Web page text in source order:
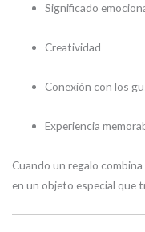
Significado
Creatividad
Conexión con los
Experiencia
Cuando un regalo
en un objeto especial que